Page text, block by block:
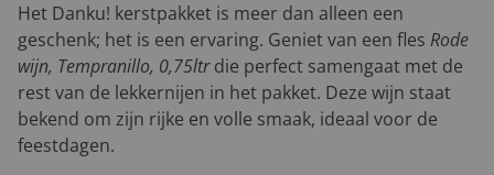
Het Danku! kerstpakket is meer dan alleen een
geschenk; het is een ervaring. Geniet van een fles Rode
wijn, Tempranillo, 0,75ltrdie perfect samengaat met de
rest van de lekkernijen in het pakket. Deze wijn staat
bekend om zijn rijke en volle smaak, ideaal voor de
feestdagen.